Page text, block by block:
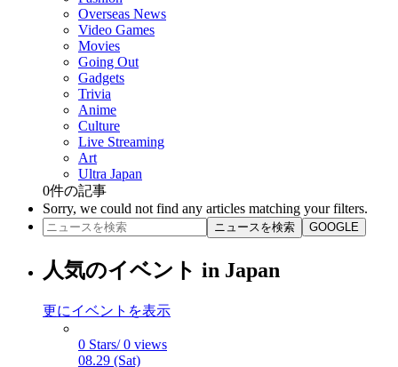
Overseas News
Video Games
Movies
Going Out
Gadgets
Trivia
Anime
Culture
Live Streaming
Art
Ultra Japan
0件の記事
Sorry, we could not find any articles matching your filters.
ニュースを検索 GOOGLE
人気のイベント in Japan
更にイベントを表示
0 Stars/ 0 views
08.29 (Sat)